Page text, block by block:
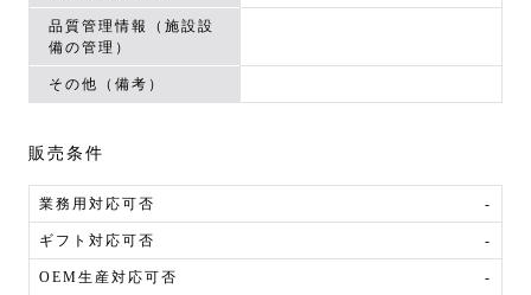
品質管理情報（施設設
備の管理）
その他（備考）
販売条件
業務用対応可否 -
ギフト対応可否 -
OEM生産対応可否 -